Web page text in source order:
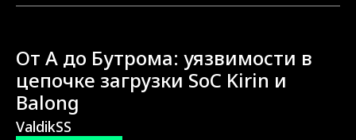
От А до Бутрома: уязвимости в
цепочке загрузки SoC Kirin и
Balong
ValdikSS